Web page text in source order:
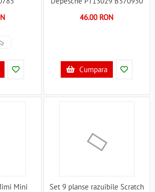
46.00 RON
Cumpara
Mini
Set 9 planse razuibile Scratch